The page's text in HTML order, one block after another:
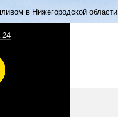
в Нижегородской области
24